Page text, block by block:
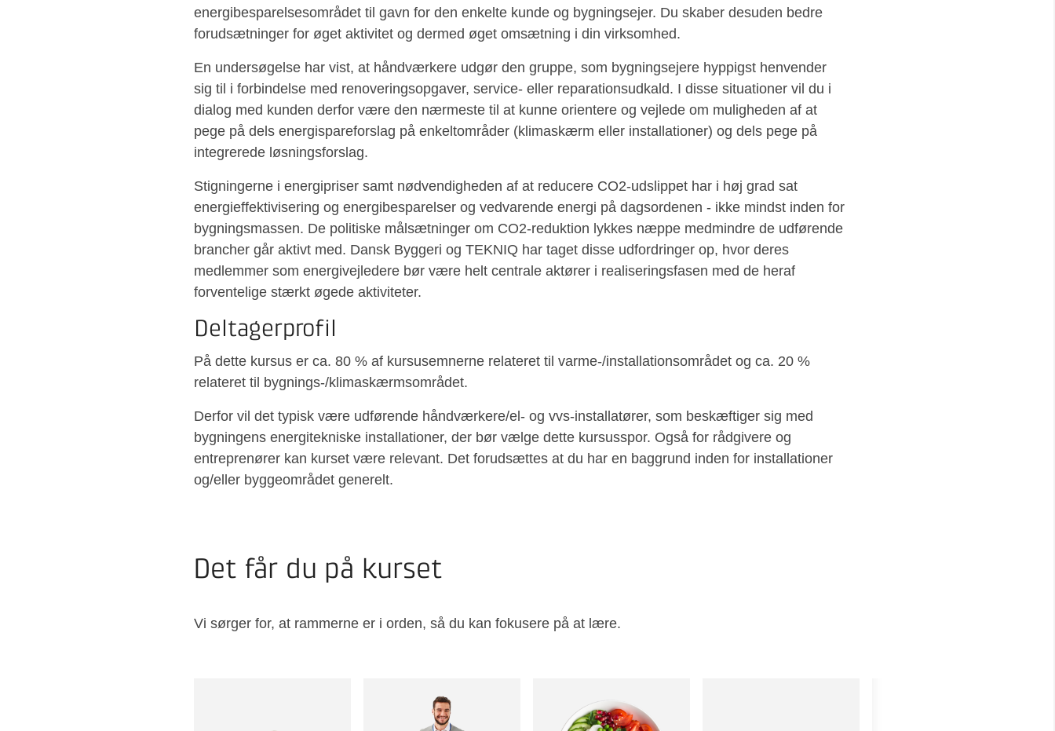
energibesparelsesområdet til gavn for den enkelte kunde og bygningsejer. Du skaber desuden bedre
forudsætninger for øget aktivitet og dermed øget omsætning i din virksomhed.
En undersøgelse har vist, at håndværkere udgør den gruppe, som bygningsejere hyppigst henvender
sig til i forbindelse med renoveringsopgaver, service- eller reparationsudkald. I disse situationer vil du i
dialog med kunden derfor være den nærmeste til at kunne orientere og vejlede om muligheden af at
pege på dels energispareforslag på enkeltområder (klimaskærm eller installationer) og dels pege på
integrerede løsningsforslag.
Stigningerne i energipriser samt nødvendigheden af at reducere CO2-udslippet har i høj grad sat
energieffektivisering og energibesparelser og vedvarende energi på dagsordenen - ikke mindst inden for
bygningsmassen. De politiske målsætninger om CO2-reduktion lykkes næppe medmindre de udførende
brancher går aktivt med. Dansk Byggeri og TEKNIQ har taget disse udfordringer op, hvor deres
medlemmer som energivejledere bør være helt centrale aktører i realiseringsfasen med de heraf
forventelige stærkt øgede aktiviteter.
Deltagerprofil
På dette kursus er ca. 80 % af kursusemnerne relateret til varme-/installationsområdet og ca. 20 %
relateret til bygnings-/klimaskærmsområdet.
Derfor vil det typisk være udførende håndværkere/el- og vvs-installatører, som beskæftiger sig med
bygningens energitekniske installationer, der bør vælge dette kursusspor. Også for rådgivere og
entreprenører kan kurset være relevant. Det forudsættes at du har en baggrund inden for installationer
og/eller byggeområdet generelt.
Det får du på kurset
Vi sørger for, at rammerne er i orden, så du kan fokusere på at lære.